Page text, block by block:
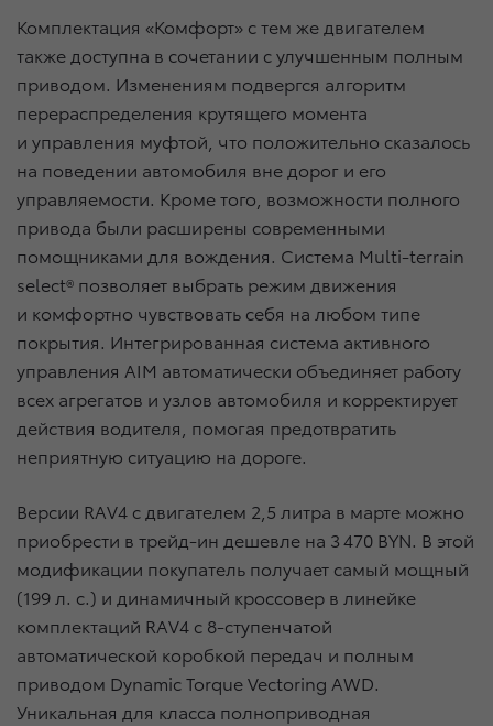
Комплектация «Комфорт» с тем же двигателем
также доступна в сочетании с улучшенным полным
приводом. Изменениям подвергся алгоритм
перераспределения крутящего момента
и управления муфтой, что положительно сказалось
на поведении автомобиля вне дорог и его
управляемости. Кроме того, возможности полного
привода были расширены современными
помощниками для вождения. Система Multi-terrain
select® позволяет выбрать режим движения
и комфортно чувствовать себя на любом типе
покрытия. Интегрированная система активного
управления AIM автоматически объединяет работу
всех агрегатов и узлов автомобиля и корректирует
действия водителя, помогая предотвратить
неприятную ситуацию на дороге.
Версии RAV4 с двигателем 2,5 литра в марте можно
приобрести в трейд-ин дешевле на 3 470 BYN. В этой
модификации покупатель получает самый мощный
(199 л. с.) и динамичный кроссовер в линейке
комплектаций RAV4 с 8-ступенчатой
автоматической коробкой передач и полным
приводом Dynamic Torque Vectoring AWD.
Уникальная для класса полноприводная